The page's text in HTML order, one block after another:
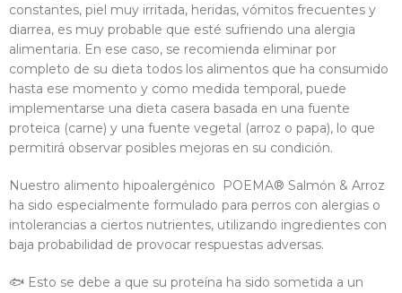
constantes, piel muy irritada, heridas, vómitos frecuentes y
diarrea, es muy probable que esté sufriendo una alergia
alimentaria. En ese caso, se recomienda eliminar por
completo de su dieta todos los alimentos que ha consumido
hasta ese momento y como medida temporal, puede
implementarse una dieta casera basada en una fuente
proteica (carne) y una fuente vegetal (arroz o papa), lo que
permitirá observar posibles mejoras en su condición.
Nuestro alimento hipoalergénico POEMA® Salmón & Arroz
ha sido especialmente formulado para perros con alergias o
intolerancias a ciertos nutrientes, utilizando ingredientes con
baja probabilidad de provocar respuestas adversas.
🐟 Esto se debe a que su proteína ha sido sometida a un